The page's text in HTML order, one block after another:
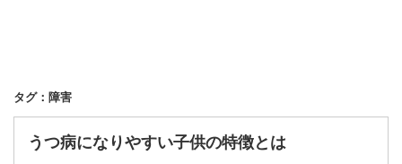
タグ：障害
うつ病になりやすい子供の特徴とは